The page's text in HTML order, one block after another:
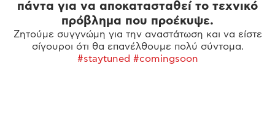
πάντα για να αποκατασταθεί το τεχνικό
πρόβλημα που προέκυψε.
Ζητούμε συγγνώμη για την αναστάτωση και να είστε
σίγουροι ότι θα επανέλθουμε πολύ σύντομα.
#staytuned #comingsoon